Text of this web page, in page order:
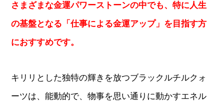
さまざまな金運パワーストーンの中でも、特に人生
の基盤となる「仕事による金運アップ」を目指す方
におすすめです。
キリリとした独特の輝きを放つブラックルチルクォ
ーツは、能動的で、物事を思い通りに動かすエネル